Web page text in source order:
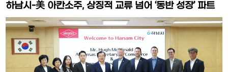
하남시-美 아칸소주, 상징적 교류 넘어 ‘동반 성장’ 파트
너로